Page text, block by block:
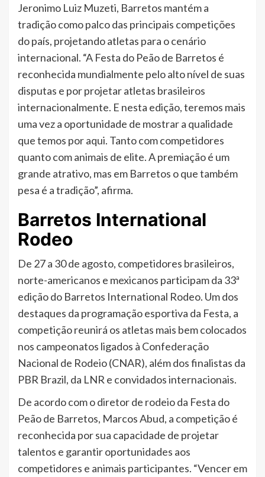
Jeronimo Luiz Muzeti, Barretos mantém a
tradição como palco das principais competições
do país, projetando atletas para o cenário
internacional. “A Festa do Peão de Barretos é
reconhecida mundialmente pelo alto nível de suas
disputas e por projetar atletas brasileiros
internacionalmente. E nesta edição, teremos mais
uma vez a oportunidade de mostrar a qualidade
que temos por aqui. Tanto com competidores
quanto com animais de elite. A premiação é um
grande atrativo, mas em Barretos o que também
pesa é a tradição”, afirma.
Barretos International
Rodeo
De 27 a 30 de agosto, competidores brasileiros,
norte-americanos e mexicanos participam da 33ª
edição do Barretos International Rodeo. Um dos
destaques da programação esportiva da Festa, a
competição reunirá os atletas mais bem colocados
nos campeonatos ligados à Confederação
Nacional de Rodeio (CNAR), além dos finalistas da
PBR Brazil, da LNR e convidados internacionais.
De acordo com o diretor de rodeio da Festa do
Peão de Barretos, Marcos Abud, a competição é
reconhecida por sua capacidade de projetar
talentos e garantir oportunidades aos
competidores e animais participantes. “Vencer em